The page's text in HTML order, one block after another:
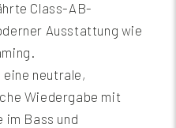
Class-AB-
Ausstattung wie
neutrale,
Wiedergabe mit
Bass und